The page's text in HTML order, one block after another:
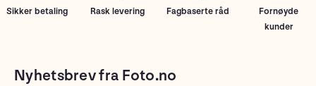
Sikker betaling Rask levering Fagbaserte råd
Fornøyde
kunder
Nyhetsbrev fra Foto.no